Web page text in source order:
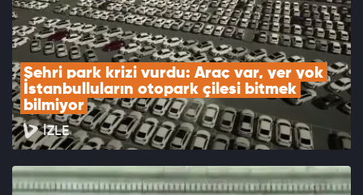
Şehri park krizi vurdu: Araç var, yer yok
İstanbulluların otopark çilesi bitmek
bilmiyor
İZLE